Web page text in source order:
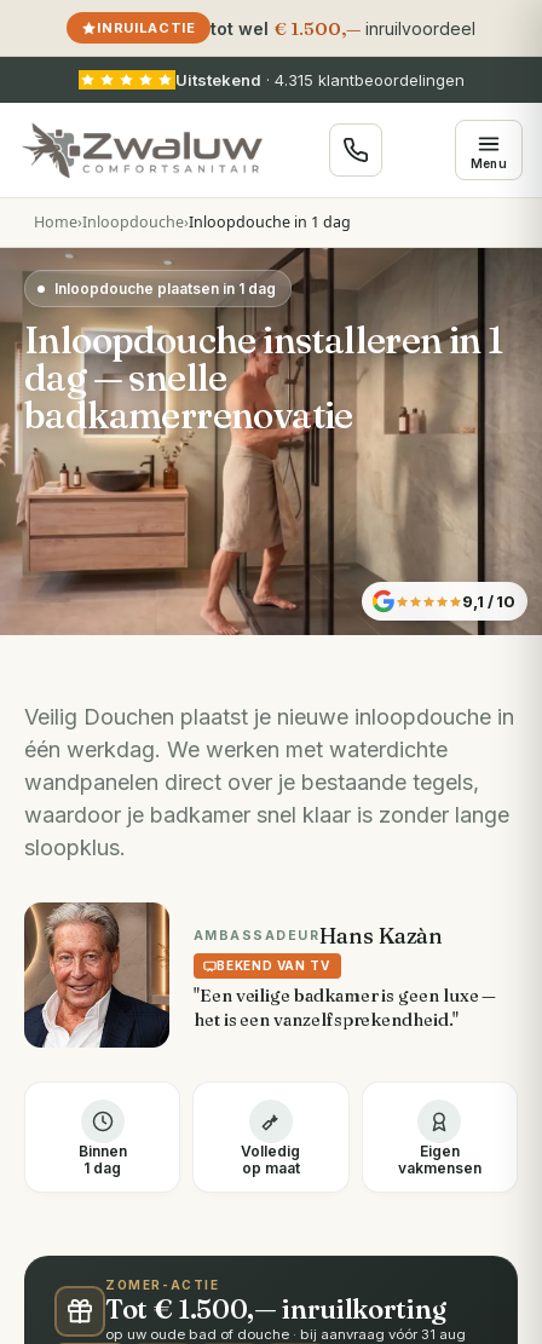
INRUILACTIE tot wel € 1.500,— inruilvoordeel
Uitstekend · 4.315 klantbeoordelingen
Menu
Home›Inloopdouche›Inloopdouche in 1 dag
Inloopdouche plaatsen in 1 dag
Inloopdouche installeren in 1
dag — snelle
badkamerrenovatie
9,1 / 10
Veilig Douchen plaatst je nieuwe inloopdouche in
één werkdag. We werken met waterdichte
wandpanelen direct over je bestaande tegels,
waardoor je badkamer snel klaar is zonder lange
sloopklus.
AMBASSADEURHans Kazàn
BEKEND VAN TV
"Een veilige badkamer is geen luxe —
het is een vanzelfsprekendheid."
Binnen
1 dag
Volledig
op maat
Eigen
vakmensen
ZOMER-ACTIE
Tot € 1.500,— inruilkorting
op uw oude bad of douche · bij aanvraag vóór 31 aug